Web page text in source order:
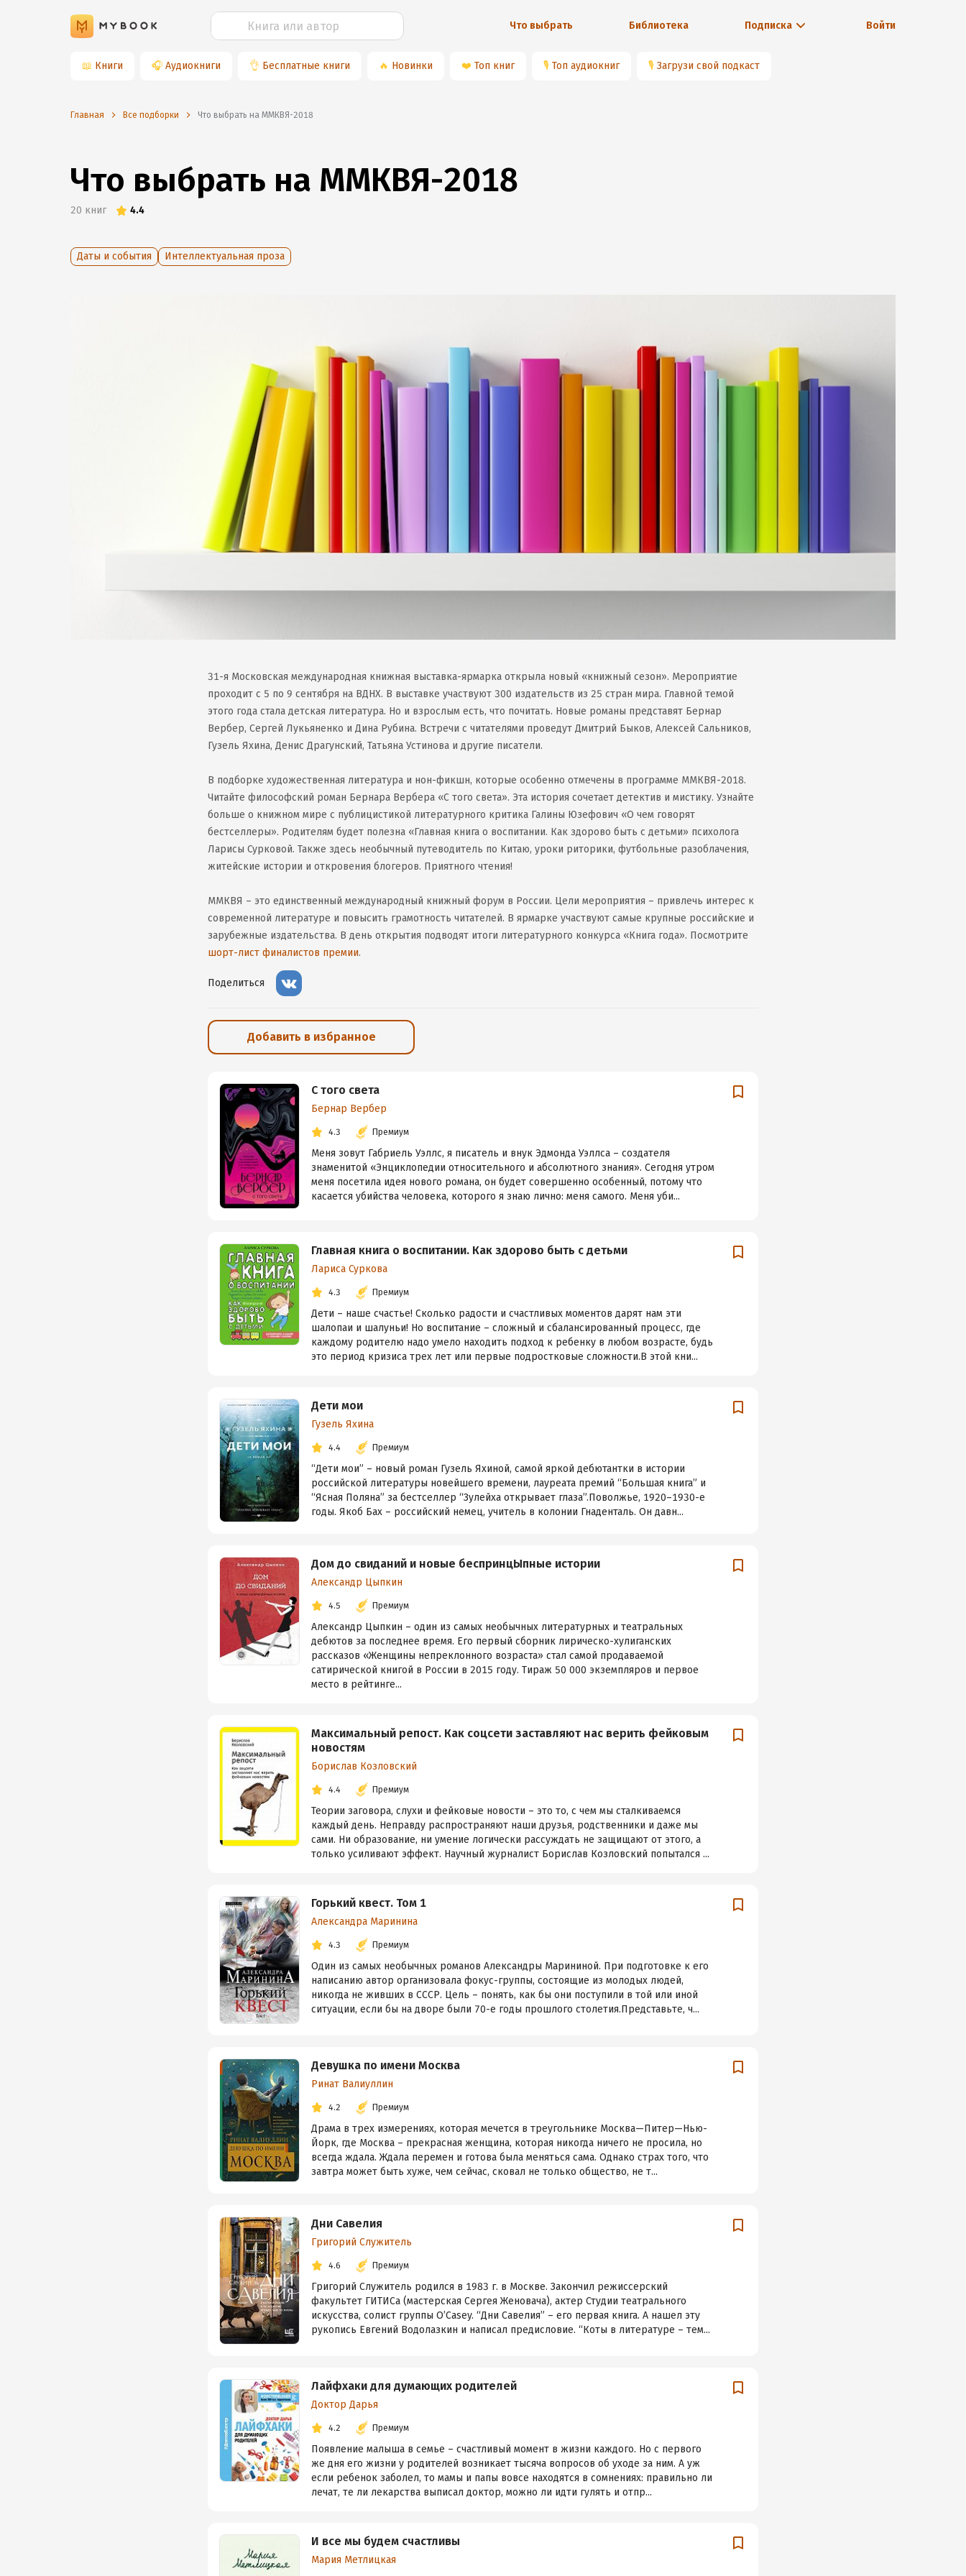
Что выбрать Библиотека Подписка Войти
📖 Книги 🎧 Аудиокниги 👌 Бесплатные книги 🔥 Новинки ❤️ Топ книг 🎙 Топ аудиокниг 🎙 Загрузи свой подкаст
Главная Все подборки Что выбрать на ММКВЯ-2018
Что выбрать на ММКВЯ-2018
20 книг 4.4
Даты и события Интеллектуальная проза
31-я Московская международная книжная выставка-ярмарка открыла новый «книжный сезон». Мероприятие
проходит с 5 по 9 сентября на ВДНХ. В выставке участвуют 300 издательств из 25 стран мира. Главной темой
этого года стала детская литература. Но и взрослым есть, что почитать. Новые романы представят Бернар
Вербер, Сергей Лукьяненко и Дина Рубина. Встречи с читателями проведут Дмитрий Быков, Алексей Сальников,
Гузель Яхина, Денис Драгунский, Татьяна Устинова и другие писатели.
В подборке художественная литература и нон-фикшн, которые особенно отмечены в программе ММКВЯ-2018.
Читайте философский роман Бернара Вербера «С того света». Эта история сочетает детектив и мистику. Узнайте
больше о книжном мире с публицистикой литературного критика Галины Юзефович «О чем говорят
бестселлеры». Родителям будет полезна «Главная книга о воспитании. Как здорово быть с детьми» психолога
Ларисы Сурковой. Также здесь необычный путеводитель по Китаю, уроки риторики, футбольные разоблачения,
житейские истории и откровения блогеров. Приятного чтения!
ММКВЯ – это единственный международный книжный форум в России. Цели мероприятия – привлечь интерес к
современной литературе и повысить грамотность читателей. В ярмарке участвуют самые крупные российские и
зарубежные издательства. В день открытия подводят итоги литературного конкурса «Книга года». Посмотрите
шорт-лист финалистов премии.
Поделиться
Добавить в избранное
С того света
Бернар Вербер
4.3 Премиум
Меня зовут Габриель Уэллс, я писатель и внук Эдмонда Уэллса – создателя
знаменитой «Энциклопедии относительного и абсолютного знания». Сегодня утром
меня посетила идея нового романа, он будет совершенно особенный, потому что
касается убийства человека, которого я знаю лично: меня самого. Меня уби...
Главная книга о воспитании. Как здорово быть с детьми
Лариса Суркова
4.3 Премиум
Дети – наше счастье! Сколько радости и счастливых моментов дарят нам эти
шалопаи и шалуньи! Но воспитание – сложный и сбалансированный процесс, где
каждому родителю надо умело находить подход к ребенку в любом возрасте, будь
это период кризиса трех лет или первые подростковые сложности.В этой кни...
Дети мои
Гузель Яхина
4.4 Премиум
“Дети мои” – новый роман Гузель Яхиной, самой яркой дебютантки в истории
российской литературы новейшего времени, лауреата премий “Большая книга” и
“Ясная Поляна” за бестселлер “Зулейха открывает глаза”.Поволжье, 1920–1930-е
годы. Якоб Бах – российский немец, учитель в колонии Гнаденталь. Он давн...
Дом до свиданий и новые беспринцЫпные истории
Александр Цыпкин
4.5 Премиум
Александр Цыпкин – один из самых необычных литературных и театральных
дебютов за последнее время. Его первый сборник лирическо-хулиганских
рассказов «Женщины непреклонного возраста» стал самой продаваемой
сатирической книгой в России в 2015 году. Тираж 50 000 экземпляров и первое
место в рейтинге...
Максимальный репост. Как соцсети заставляют нас верить фейковым
новостям
Борислав Козловский
4.4 Премиум
Теории заговора, слухи и фейковые новости – это то, с чем мы сталкиваемся
каждый день. Неправду распространяют наши друзья, родственники и даже мы
сами. Ни образование, ни умение логически рассуждать не защищают от этого, а
только усиливают эффект. Научный журналист Борислав Козловский попытался ...
Горький квест. Том 1
Александра Маринина
4.3 Премиум
Один из самых необычных романов Александры Марининой. При подготовке к его
написанию автор организовала фокус-группы, состоящие из молодых людей,
никогда не живших в СССР. Цель – понять, как бы они поступили в той или иной
ситуации, если бы на дворе были 70-е годы прошлого столетия.Представьте, ч...
Девушка по имени Москва
Ринат Валиуллин
4.2 Премиум
Драма в трех измерениях, которая мечется в треугольнике Москва—Питер—Нью-
Йорк, где Москва – прекрасная женщина, которая никогда ничего не просила, но
всегда ждала. Ждала перемен и готова была меняться сама. Однако страх того, что
завтра может быть хуже, чем сейчас, сковал не только общество, не т...
Дни Савелия
Григорий Служитель
4.6 Премиум
Григорий Служитель родился в 1983 г. в Москве. Закончил режиссерский
факультет ГИТИСа (мастерская Сергея Женовача), актер Студии театрального
искусства, солист группы O’Casey. “Дни Савелия” – его первая книга. А нашел эту
рукопись Евгений Водолазкин и написал предисловие. “Коты в литературе – тем...
Лайфхаки для думающих родителей
Доктор Дарья
4.2 Премиум
Появление малыша в семье – счастливый момент в жизни каждого. Но с первого
же дня его жизни у родителей возникает тысяча вопросов об уходе за ним. А уж
если ребенок заболел, то мамы и папы вовсе находятся в сомнениях: правильно ли
лечат, те ли лекарства выписал доктор, можно ли идти гулять и отпр...
И все мы будем счастливы
Мария Метлицкая